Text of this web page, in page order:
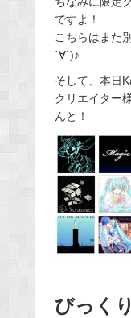
ですよ！
こちらはまた
´∀`)♪
そして、本日
クリエイター
んと！
びっく